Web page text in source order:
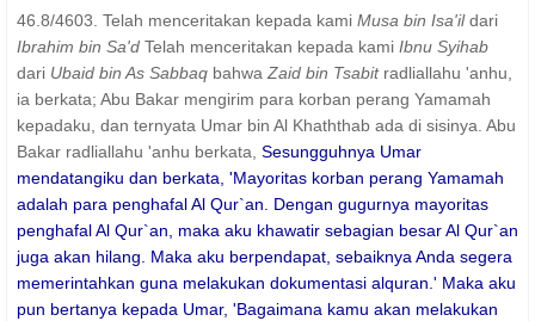
46.8/4603. Telah menceritakan kepada kami Musa bin Isa'ildari
Ibrahim bin Sa'd Telah menceritakan kepada kami Ibnu Syihab
dari Ubaid bin As Sabbaq bahwa Zaid bin Tsabitradliallahu 'anhu,
ia berkata; Abu Bakar mengirim para korban perang Yamamah
kepadaku, dan ternyata Umar bin Al Khaththab ada di sisinya. Abu
Bakar radliallahu 'anhu berkata, Sesungguhnya Umar
mendatangiku dan berkata, 'Mayoritas korban perang Yamamah
adalah para penghafal Al Qur`an. Dengan gugurnya mayoritas
penghafal Al Qur`an, maka aku khawatir sebagian besar Al Qur`an
juga akan hilang. Maka aku berpendapat, sebaiknya Anda segera
memerintahkan guna melakukan dokumentasi alquran.' Maka aku
pun bertanya kepada Umar, 'Bagaimana kamu akan melakukan